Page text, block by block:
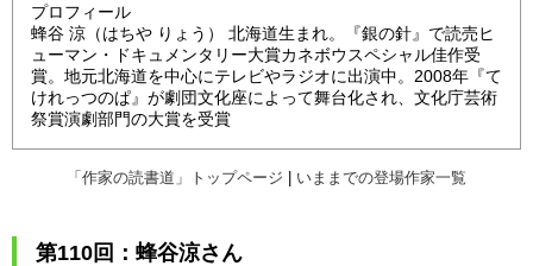
プロフィール
蜂谷 涼（はちや りょう） 北海道生まれ。『銀の針』で読売ヒ
ューマン・ドキュメンタリー大賞カネボウスペシャル佳作受
賞。地元北海道を中心にテレビやラジオに出演中。2008年『て
けれっつのぱ』が劇団文化座によって舞台化され、文化庁芸術
祭賞演劇部門の大賞を受賞
「作家の読書道」トップページ | いままでの登場作家一覧
第110回：蜂谷涼さん